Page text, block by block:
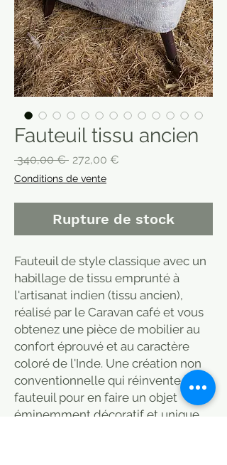
Fauteuil tissu ancien
340,00 € Prix
original
272,00 €
Conditions de vente
Rupture de stock
Fauteuil de style classique avec un
habillage de tissu emprunté à
l'artisanat indien (tissu ancien),
réalisé par le Caravan café et vous
obtenez une pièce de mobilier au
confort éprouvé et au caractère
coloré de l'Inde. Une création non
conventionnelle qui réinvente le
fauteuil pour en faire un objet
éminemment décoratif et unique